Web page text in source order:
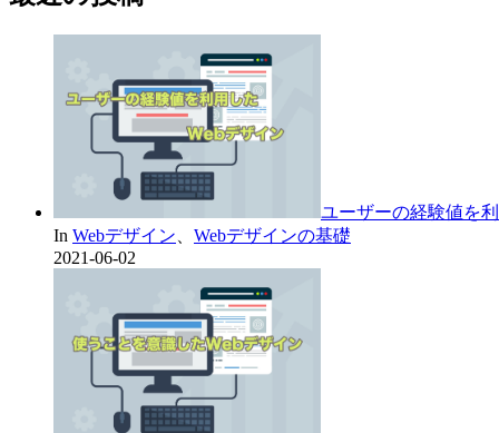
ユーザーの経験値を
In Webデザイン
Webデザインの基礎
2021-06-02